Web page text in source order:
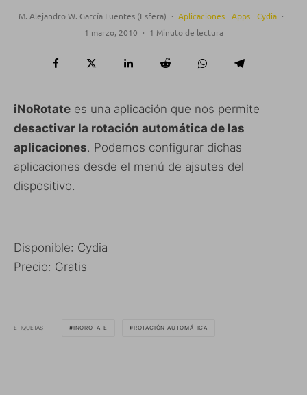
M. Alejandro W. García Fuentes (Esfera) · Aplicaciones Apps Cydia ·
1 marzo, 2010 · 1 Minuto de lectura
iNoRotate es una aplicación que nos permite
desactivar la rotación automática de las
aplicaciones. Podemos configurar dichas
aplicaciones desde el menú de ajsutes del
dispositivo.
Disponible: Cydia
Precio: Gratis
ETIQUETAS INOROTATE ROTACIÓN AUTOMÁTICA